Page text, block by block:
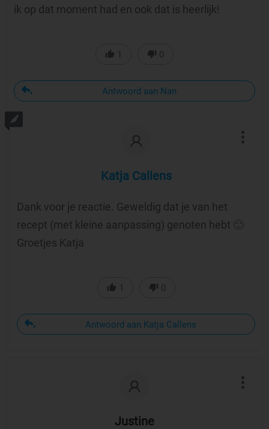
ik op dat moment had en ook dat is heerlijk!
1 0
Antwoord aan Nan
Katja Callens
Dank voor je reactie. Geweldig dat je van het
recept (met kleine aanpassing) genoten hebt 🙂
Groetjes Katja
1 0
Antwoord aan Katja Callens
Justine